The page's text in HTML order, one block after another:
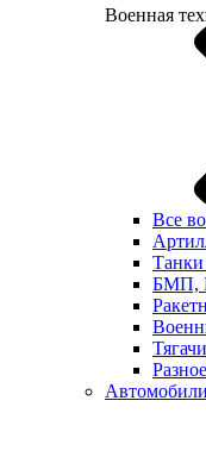
Военная
Все
БМП,
Разное
Автомобили